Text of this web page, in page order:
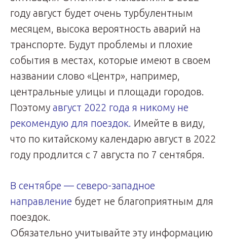
году август будет очень турбулентным
месяцем, высока вероятность аварий на
транспорте. Будут проблемы и плохие
события в местах, которые имеют в своем
названии слово «Центр», например,
центральные улицы и площади городов.
Поэтому август 2022 года я никому не
рекомендую для поездок. Имейте в виду,
что по китайскому календарю август в 2022
году продлится с 7 августа по 7 сентября.
В сентябре — северо-западное
направление будет не благоприятным для
поездок.
Обязательно учитывайте эту информацию